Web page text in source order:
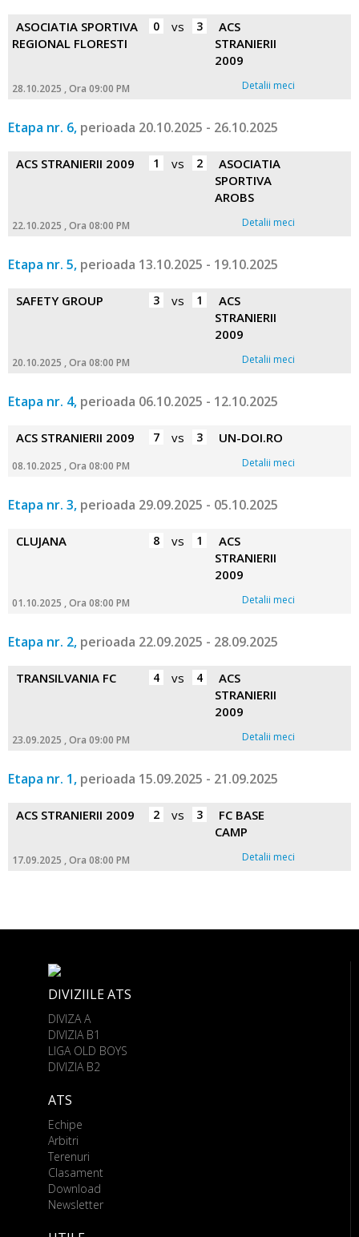
ASOCIATIA SPORTIVA
REGIONAL FLORESTI
0 vs 3
ACS
STRANIERII
2009
28.10.2025 , Ora 09:00 PM Detalii meci
Etapa nr. 6, perioada 20.10.2025 - 26.10.2025
ACS STRANIERII 2009 1 vs 2
ASOCIATIA
SPORTIVA
AROBS
22.10.2025 , Ora 08:00 PM Detalii meci
Etapa nr. 5, perioada 13.10.2025 - 19.10.2025
SAFETY GROUP 3 vs 1
ACS
STRANIERII
2009
20.10.2025 , Ora 08:00 PM Detalii meci
Etapa nr. 4, perioada 06.10.2025 - 12.10.2025
ACS STRANIERII 2009 7 vs 3 UN-DOI.RO
08.10.2025 , Ora 08:00 PM Detalii meci
Etapa nr. 3, perioada 29.09.2025 - 05.10.2025
CLUJANA 8 vs 1
ACS
STRANIERII
2009
01.10.2025 , Ora 08:00 PM Detalii meci
Etapa nr. 2, perioada 22.09.2025 - 28.09.2025
TRANSILVANIA FC 4 vs 4
ACS
STRANIERII
2009
23.09.2025 , Ora 09:00 PM Detalii meci
Etapa nr. 1, perioada 15.09.2025 - 21.09.2025
ACS STRANIERII 2009 2 vs 3
FC BASE
CAMP
17.09.2025 , Ora 08:00 PM Detalii meci
DIVIZIILE ATS
DIVIZA A
DIVIZIA B1
LIGA OLD BOYS
DIVIZIA B2
ATS
Echipe
Arbitri
Terenuri
Clasament
Download
Newsletter